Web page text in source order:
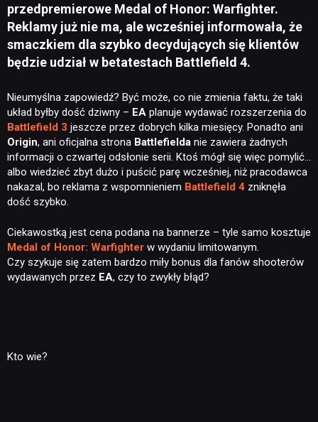
przedpremierowe Medal of Honor: Warfighter.
Reklamy już nie ma, ale wcześniej informowała, że
smaczkiem dla szybko decydujących się klientów
będzie udział w betatestach Battlefield 4.
Nieumyślna zapowiedź? Być może, co nie zmienia faktu, że taki
układ byłby dość dziwny – EA planuje wydawać rozszerzenia do
Battlefield 3 jeszcze przez dobrych kilka miesięcy. Ponadto ani
Origin, ani oficjalna strona Battlefielda nie zawiera żadnych
informacji o czwartej odsłonie serii. Ktoś mógł się więc pomylić…
albo wiedzieć zbyt dużo i puścić parę wcześniej, niż pracodawca
nakazal, bo reklama z wspomnieniem Battlefield 4 zniknęła
dość szybko.
Ciekawostką jest cena podana na bannerze – tyle samo kosztuje
Medal of Honor: Warfighter w wydaniu limitowanym.
Czy szykuje się zatem bardzo miły bonus dla fanów shooterów
wydawanych przez EA, czy to zwykły błąd?
Kto wie?